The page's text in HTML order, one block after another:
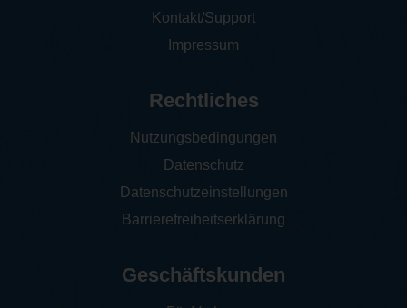
Kontakt/Support
Impressum
Rechtliches
Nutzungsbedingungen
Datenschutz
Datenschutzeinstellungen
Barrierefreiheitserklärung
Geschäftskunden